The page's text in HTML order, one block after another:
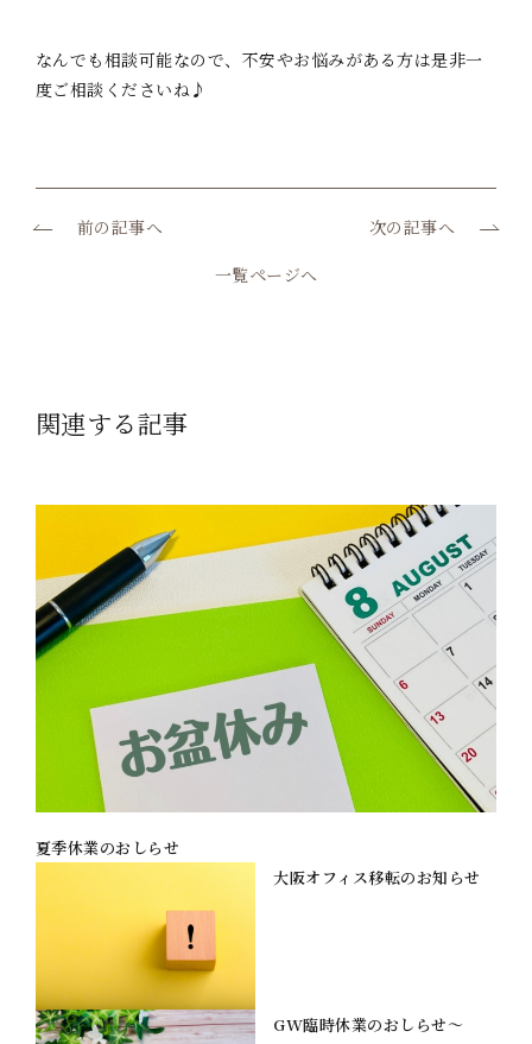
なんでも相談可能なので、不安やお悩みがある方は是非一
度ご相談くださいね♪
前の記事へ
一覧ページへ
次の記事へ
関連する記事
夏季休業のおしらせ
大阪オフィス移転のお知らせ
GW臨時休業のおしらせ～